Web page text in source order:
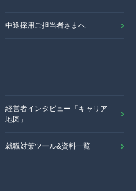
中途採用ご担当者さまへ
経営者インタビュー「キャリア
地図」
就職対策ツール&資料一覧